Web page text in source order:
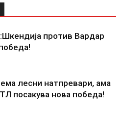
против Вардар
лесни натпревари, ама
посакува нова победа!